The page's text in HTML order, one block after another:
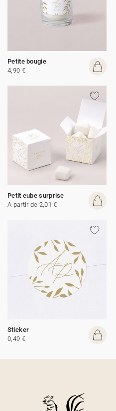
Petite bougie
4,90 €
Petit cube surprise
A partir de 2,01 €
Sticker
0,49 €